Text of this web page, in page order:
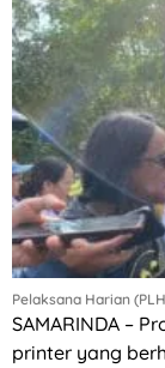
Pelaksana Harian
SAMARINDA –
printer yang